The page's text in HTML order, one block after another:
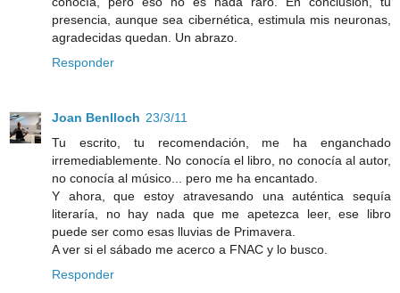
presencia, aunque sea cibernética, estimula mis neuronas,
agradecidas quedan. Un abrazo.
Responder
Joan Benlloch 23/3/11
Tu escrito, tu recomendación, me ha enganchado
irremediablemente. No conocía el libro, no conocía al autor,
no conocía al músico... pero me ha encantado.
Y ahora, que estoy atravesando una auténtica sequía
literaría, no hay nada que me apetezca leer, ese libro
puede ser como esas lluvias de Primavera.
A ver si el sábado me acerco a FNAC y lo busco.
Responder